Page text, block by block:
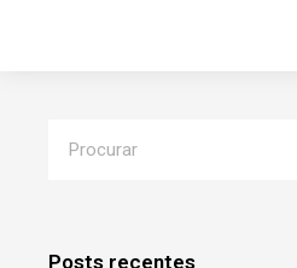
Posts recentes